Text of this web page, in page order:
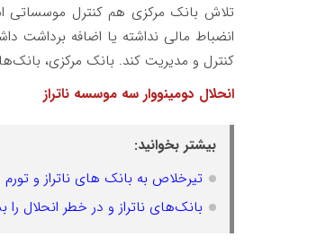
تلاش بانک مرکزی هم کنترل موسساتی
انضباط مالی نداشته یا اضافه برداشت
کنترل و مدیریت کند. بانک مرکزی،
انحلال دومینووار سه موسسه ناتراز
بیشتر بخوانید:
تیرخلاص به بانک های ناتراز و
بانک‌های ناتراز و در خطر انحلال